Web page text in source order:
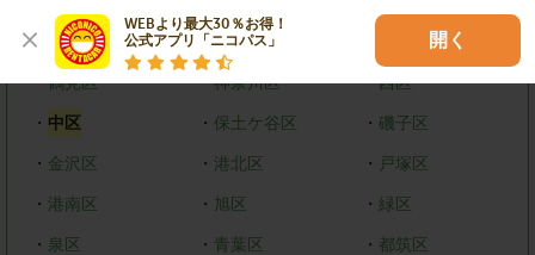
WEBより最大30％お得！
公式アプリ「ニコパス」
開く
横浜市
・鶴見区 ・神奈川区 ・西区
・ 中区 ・ 保土ケ谷区 ・磯子区
・ 金沢区 ・ 港北区 ・ 戸塚区
・ 港南区 ・ 旭区 ・ 緑区
・ 泉区 ・ 青葉区 ・ 都筑区